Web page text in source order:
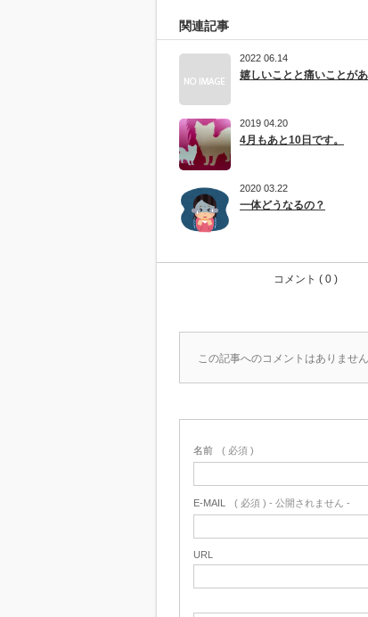
関連記事
2022 06.14
嬉しいことと痛いことがあ
2019 04.20
4月もあと10日です。
2020 03.22
一体どうなるの？
コメント ( 0 )
この記事へのコメントはありません
名前 ( 必須 )
E-MAIL ( 必須 ) - 公開されません -
URL